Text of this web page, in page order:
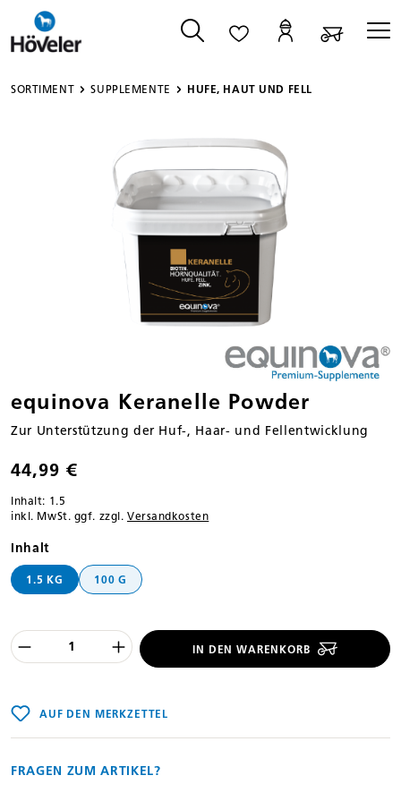
springen
SORTIMENT SUPPLEMENTE HUFE, HAUT UND FELL
Bildergalerie überspringen
equinova Keranelle Powder
Zur Unterstützung der Huf-, Haar- und Fellentwicklung
44,99 €
Inhalt: 1.5
inkl. MwSt. ggf. zzgl. Versandkosten
Inhaltauswählen
1.5 KG 100 G
Produkt Anzahl des Produktes
IN DEN WARENKORB
AUF DEN MERKZETTEL
FRAGEN ZUM ARTIKEL?